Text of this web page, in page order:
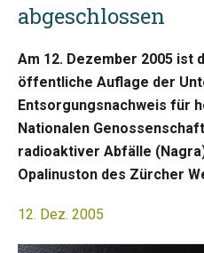
abgeschlossen
Am 12. Dezember 2005 ist
öffentliche Auflage der
Entsorgungsnachweis für
Nationalen
radioaktiver Abfälle
Opalinuston des Zürcher
12. Dez. 2005